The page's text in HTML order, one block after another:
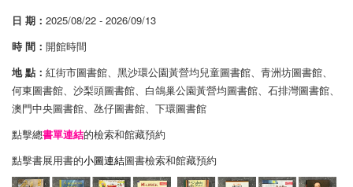
日 期： 2025/08/22 - 2026/09/13
時 間： 開館時間
地 點： 紅街市圖書館、黑沙環公園黃營均兒童圖書館、青洲坊圖書館、
何東圖書館、沙梨頭圖書館、白鴿巢公園黃營均圖書館、石排灣圖書館、
澳門中央圖書館、氹仔圖書館、下環圖書館
點擊總書單連結的檢索和館藏預約
點擊書展用書的小圖連結圖書檢索和館藏預約